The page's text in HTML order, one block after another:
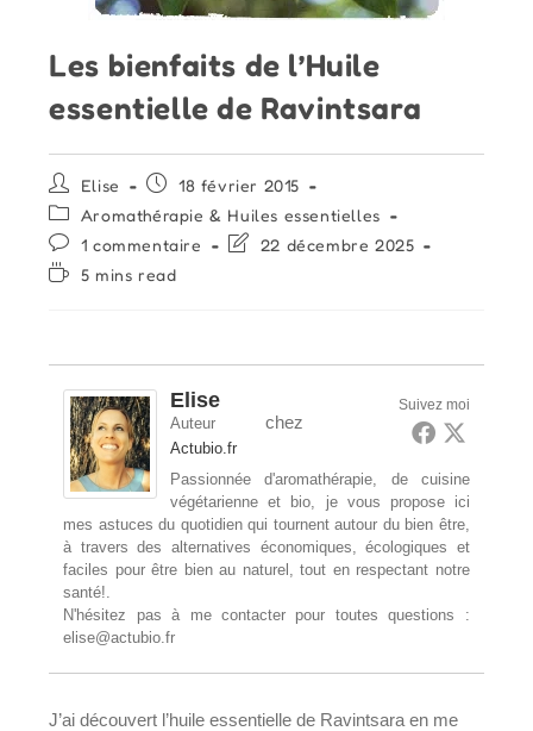
Les bienfaits de l’Huile
essentielle de Ravintsara
Auteur/autrice
de
publication :
Elise
Publication
publiée :
18 février 2015
Post
category:
Aromathérapie & Huiles essentielles
Commentaires
de
la
1 commentaire
Dernière
22 décembre 2025
Temps5 mins read
Suivez moi
Elise
Auteur chez
Actubio.fr
Passionnée d'aromathérapie, de cuisine
végétarienne et bio, je vous propose ici
mes astuces du quotidien qui tournent autour du bien être,
à travers des alternatives économiques, écologiques et
faciles pour être bien au naturel, tout en respectant notre
santé!.
N'hésitez pas à me contacter pour toutes questions :
elise@actubio.fr
J’ai découvert l’huile essentielle de Ravintsara en me